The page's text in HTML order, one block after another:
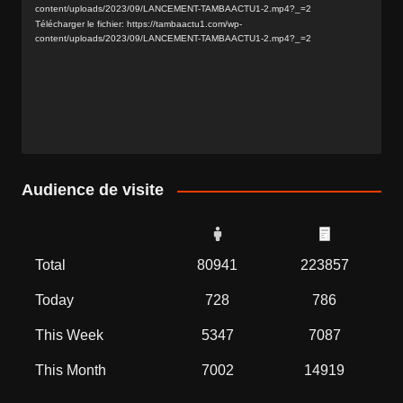
content/uploads/2023/09/LANCEMENT-TAMBAACTU1-2.mp4?_=2
Télécharger le fichier: https://tambaactu1.com/wp-
content/uploads/2023/09/LANCEMENT-TAMBAACTU1-2.mp4?_=2
Audience de visite
Total 80941 223857
Today 728 786
This Week 5347 7087
This Month 7002 14919